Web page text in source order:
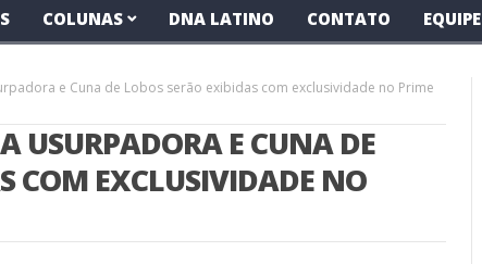
COLUNAS DNA LATINO CONTATO EQUIPE
e Cuna de Lobos serão exibidas com exclusividade no Prime
USURPADORA E CUNA DE
COM EXCLUSIVIDADE NO